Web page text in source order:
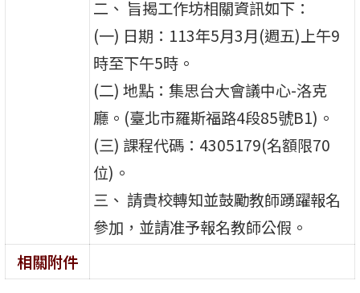
二、 旨揭工作坊相關資訊如下：
(一) 日期：113年5月3月(週五)上午9
時至下午5時。
(二) 地點：集思台大會議中心-洛克
廳。(臺北市羅斯福路4段85號B1)。
(三) 課程代碼：4305179(名額限70
位)。
三、 請貴校轉知並鼓勵教師踴躍報名
參加，並請准予報名教師公假。
相關附件